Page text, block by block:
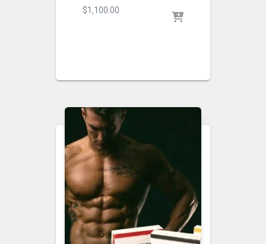
$1,100.00